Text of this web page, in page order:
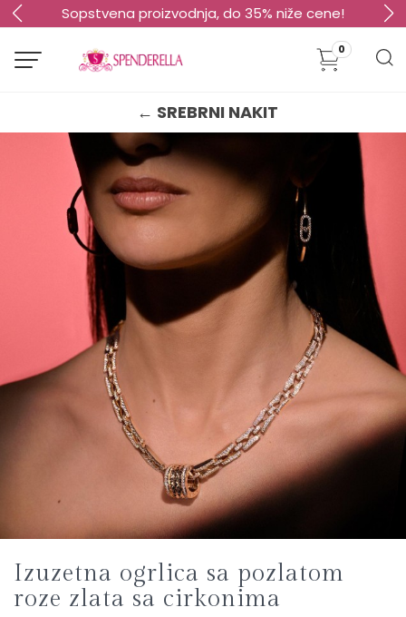
Sopstvena proizvodnja, do 35% niže cene!
0
← SREBRNI NAKIT
Izuzetna ogrlica sa pozlatom
roze zlata sa cirkonima